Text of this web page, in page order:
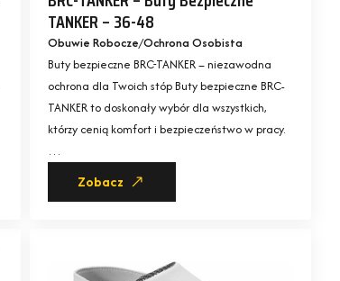
TANKER – 36-48
Obuwie Robocze Ochrona Osobista
Buty bezpieczne BRC-TANKER – niezawodna
ochrona dla Twoich stóp Buty bezpieczne BRC-
TANKER to doskonały wybór dla wszystkich,
którzy cenią komfort i bezpieczeństwo w pracy.
…
Zobacz